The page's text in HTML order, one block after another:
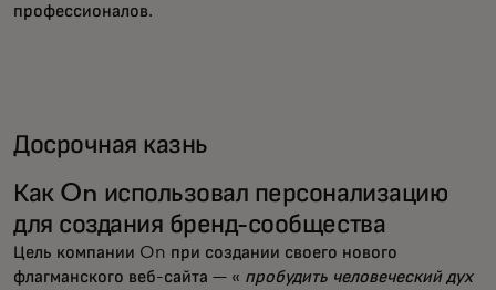
профессионалов.
Досрочная казнь
Как On использовал персонализацию
для создания бренд-сообщества
Цель компании On при создании своего нового
флагманского веб-сайта — « пробудить человеческий дух